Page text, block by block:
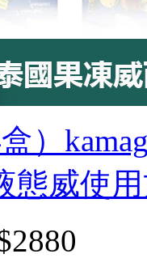
盒）
態威使